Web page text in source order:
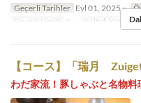
Geçerli Tarihler Eyl 01, 2025 ~
Sipariş Limiti 2 ~ Koltuk
【コース】「瑞月
わだ家流！豚しゃぶと名物料